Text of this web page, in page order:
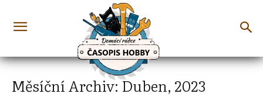
Měsíční Archiv: Duben, 2023